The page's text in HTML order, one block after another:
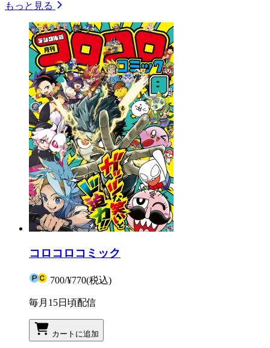
もっと見る
コロコロコミック
700/¥770(税込)
毎月15日頃配信
カートに追加